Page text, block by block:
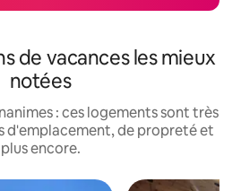
de vacances les mieux
notées
: ces logements sont très
d'emplacement, de propreté et
plus encore.